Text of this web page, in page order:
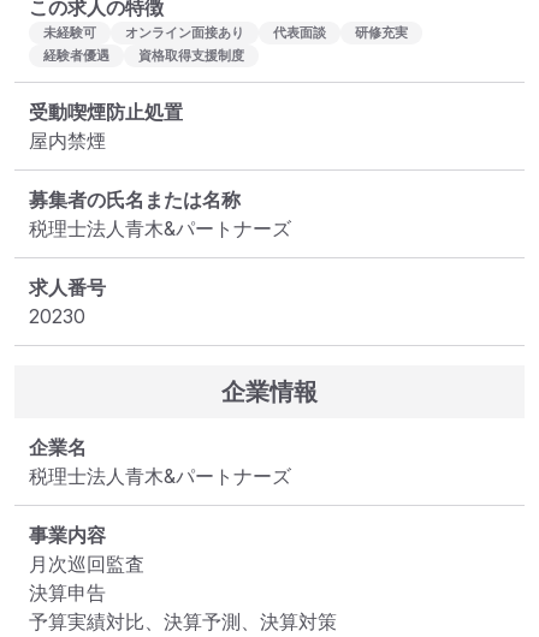
この求人の特徴
未経験可 オンライン面接あり 代表面談
研修充実
経験者優遇
資格取得支援制度
受動喫煙防止処置
屋内禁煙
募集者の氏名または名称
税理士法人青木&パートナーズ
求人番号
20230
企業情報
企業名
税理士法人青木&パートナーズ
事業内容
月次巡回監査
決算申告
予算実績対比、決算予測、決算対策